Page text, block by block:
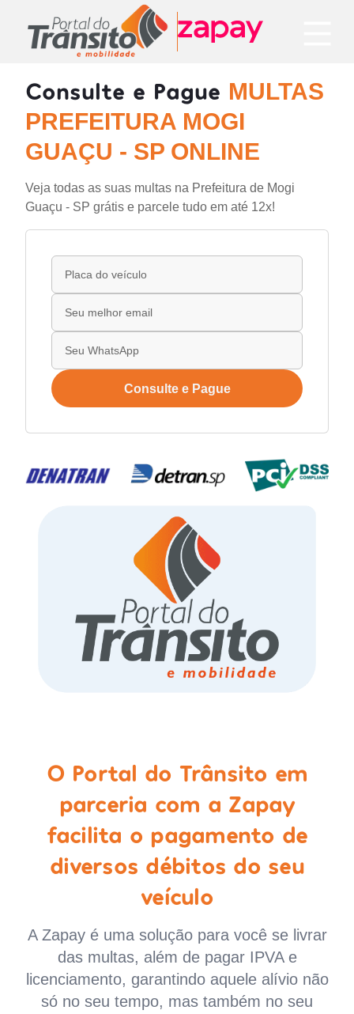
Consulte e Pague MULTAS
PREFEITURA MOGI
GUAÇU - SP ONLINE
Veja todas as suas multas na Prefeitura de Mogi
Guaçu - SP grátis e parcele tudo em até 12x!
Consulte e Pague
O Portal do Trânsito em
parceria com a Zapay
facilita o pagamento de
diversos débitos do seu
veículo
A Zapay é uma solução para você se livrar
das multas, além de pagar IPVA e
licenciamento, garantindo aquele alívio não
só no seu tempo, mas também no seu